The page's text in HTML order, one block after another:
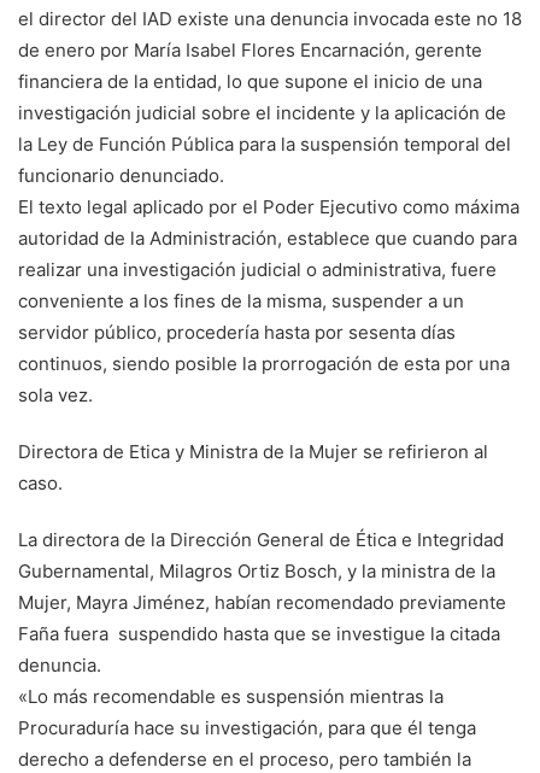
el director del IAD existe una denuncia invocada este no 18
de enero por María Isabel Flores Encarnación, gerente
financiera de la entidad, lo que supone el inicio de una
investigación judicial sobre el incidente y la aplicación de
la Ley de Función Pública para la suspensión temporal del
funcionario denunciado.
El texto legal aplicado por el Poder Ejecutivo como máxima
autoridad de la Administración, establece que cuando para
realizar una investigación judicial o administrativa, fuere
conveniente a los fines de la misma, suspender a un
servidor público, procedería hasta por sesenta días
continuos, siendo posible la prorrogación de esta por una
sola vez.
Directora de Etica y Ministra de la Mujer se refirieron al
caso.
La directora de la Dirección General de Ética e Integridad
Gubernamental, Milagros Ortiz Bosch, y la ministra de la
Mujer, Mayra Jiménez, habían recomendado previamente
Faña fuera suspendido hasta que se investigue la citada
denuncia.
«Lo más recomendable es suspensión mientras la
Procuraduría hace su investigación, para que él tenga
derecho a defenderse en el proceso, pero también la